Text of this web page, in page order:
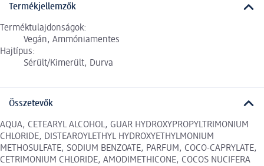
Termékjellemzők
Terméktulajdonságok:
Vegán, Ammóniamentes
Hajtípus:
Sérült/Kimerült, Durva
Összetevők
AQUA, CETEARYL ALCOHOL, GUAR HYDROXYPROPYLTRIMONIUM
CHLORIDE, DISTEAROYLETHYL HYDROXYETHYLMONIUM
METHOSULFATE, SODIUM BENZOATE, PARFUM, COCO-CAPRYLATE,
CETRIMONIUM CHLORIDE, AMODIMETHICONE, COCOS NUCIFERA